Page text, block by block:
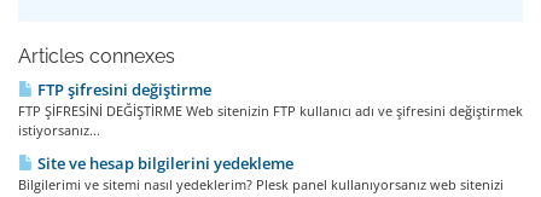
Articles connexes
FTP şifresini değiştirme
FTP ŞİFRESİNİ DEĞİŞTİRME Web sitenizin FTP kullanıcı adı ve şifresini değiştirmek
istiyorsanız...
Site ve hesap bilgilerini yedekleme
Bilgilerimi ve sitemi nasıl yedeklerim? Plesk panel kullanıyorsanız web sitenizi